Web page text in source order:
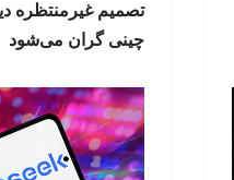
تصمیم
چینی گران می‌شود